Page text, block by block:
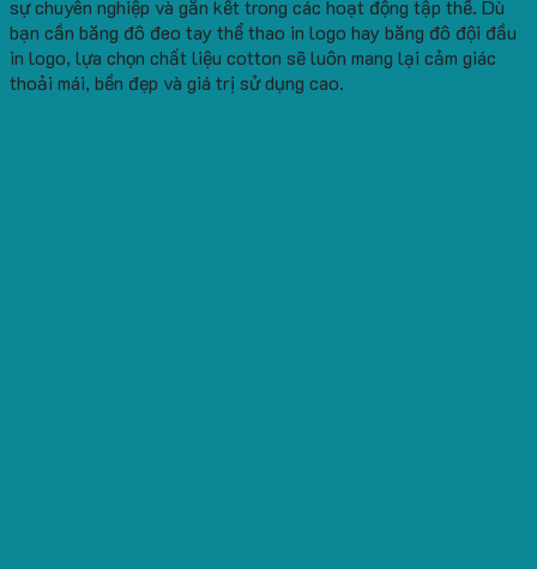
sự chuyên nghiệp và gắn kết trong các hoạt động tập thể. Dù
bạn cần băng đô đeo tay thể thao in logo hay băng đô đội đầu
in logo, lựa chọn chất liệu cotton sẽ luôn mang lại cảm giác
thoải mái, bền đẹp và giá trị sử dụng cao.